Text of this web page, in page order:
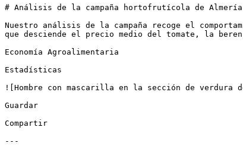
# Análisis de la campaña hortofrutícola de Almería.
Nuestro análisis de la campaña recoge el
que desciende el precio medio del tomate, la
Economía Agroalimentaria
Estadísticas
![Hombre con mascarilla en la sección de verdura
Guardar
Compartir
---